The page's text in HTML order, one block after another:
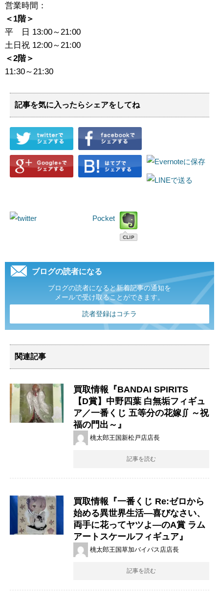
営業時間：
＜1階＞
平 日 13:00～21:00
土日祝 12:00～21:00
＜2階＞
11:30～21:30
記事を気に入ったらシェアをしてね
Pocket
ブログの読者になる
ブログの読者になると新着記事の通知を
メールで受け取ることができます。
読者登録はコチラ
関連記事
買取情報『BANDAI ​SPIRITS
【D賞】中野四葉 白無垢フィギュ
ア／一番くじ 五等分の花嫁∬ ～祝
福の門出～』
桃太郎王国新松戸店店長
記事を読む
買取情報『一番くじ ​Re:ゼロから
始める異世界生活―喜びなさい、
両手に花ってヤツよ―のA賞 ​ラム
アートスケールフィギュア』
桃太郎王国草加バイパス店店長
記事を読む